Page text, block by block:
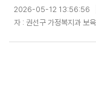
2026-05-12 13:56:56
자 : 권선구 가정복지과 보